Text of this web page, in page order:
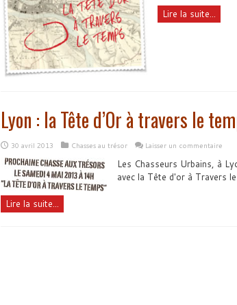
Lire la suite...
Lyon : la Tête d’Or à travers le
30 avril 2013 Chasses au trésor Laisser un commentaire
Les Chasseurs Urbains, à
avec la Tête d'or à Travers
Lire la suite...